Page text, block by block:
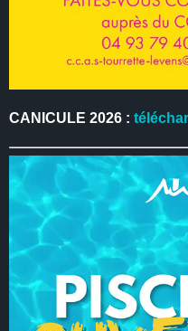
CANICULE 2026 :